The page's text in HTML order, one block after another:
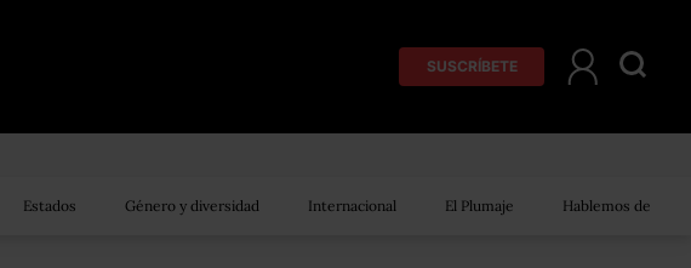
SUSCRÍBETE
Estados Género y diversidad Internacional El Plumaje Hablemos de